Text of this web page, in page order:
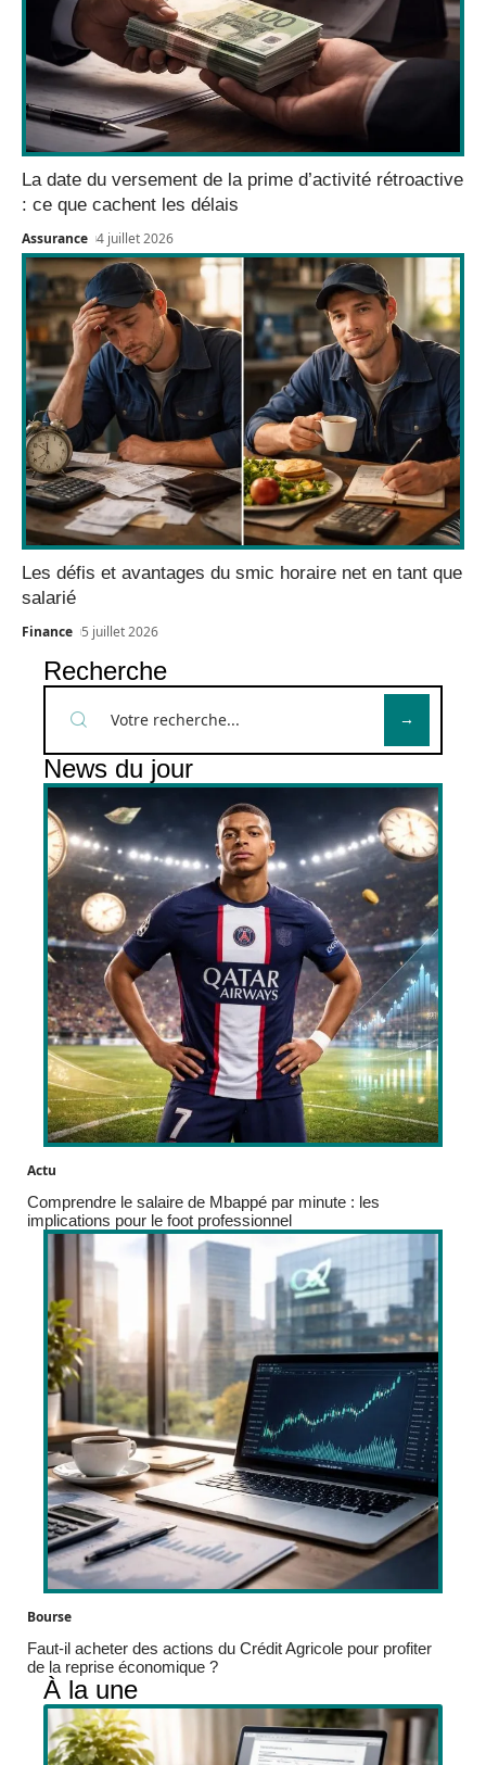
La date du versement de la prime d’activité rétroactive
: ce que cachent les délais
Assurance 4 juillet 2026
Les défis et avantages du smic horaire net en tant que
salarié
Finance 5 juillet 2026
Recherche
News du jour
Actu
Comprendre le salaire de Mbappé par minute : les
implications pour le foot professionnel
Bourse
Faut-il acheter des actions du Crédit Agricole pour profiter
de la reprise économique ?
À la une